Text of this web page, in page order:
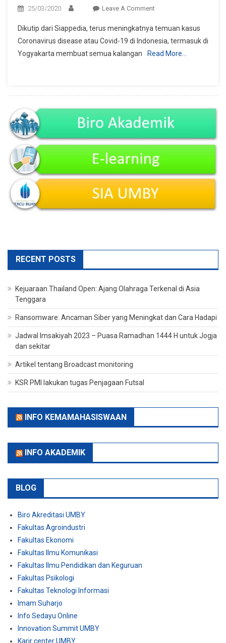
25/03/2020 Leave A CommentOn
Buana
Yogya
Terapkan
Dikutip dari Siappedia, terus meningkatnya temuan kasus
Coronavirus disease atau Covid-19 di Indonesia, termasuk di
Yogyakarta membuat semua kalangan
Read More…
RECENT POSTS
Kejuaraan Thailand Open: Ajang Olahraga Terkenal di Asia
Tenggara
Ransomware: Ancaman Siber yang Meningkat dan Cara Hadapi
Jadwal Imsakiyah 2023 – Puasa Ramadhan 1444 H untuk Jogja
dan sekitar
Artikel tentang Broadcast monitoring
KSR PMI lakukan tugas Penjagaan Futsal
INFO KEMAMAHASISWAAN
INFO AKADEMIK
BLOG
Biro Akreditasi UMBY
Fakultas Agroindustri
Fakultas Ekonomi
Fakultas Ilmu Komunikasi
Fakultas Ilmu Pendidikan dan Keguruan
Fakultas Psikologi
Fakultas Teknologi Informasi
Imam Suharjo
Info Sedayu Online
Innovation Summit UMBY
Karir center UMBY